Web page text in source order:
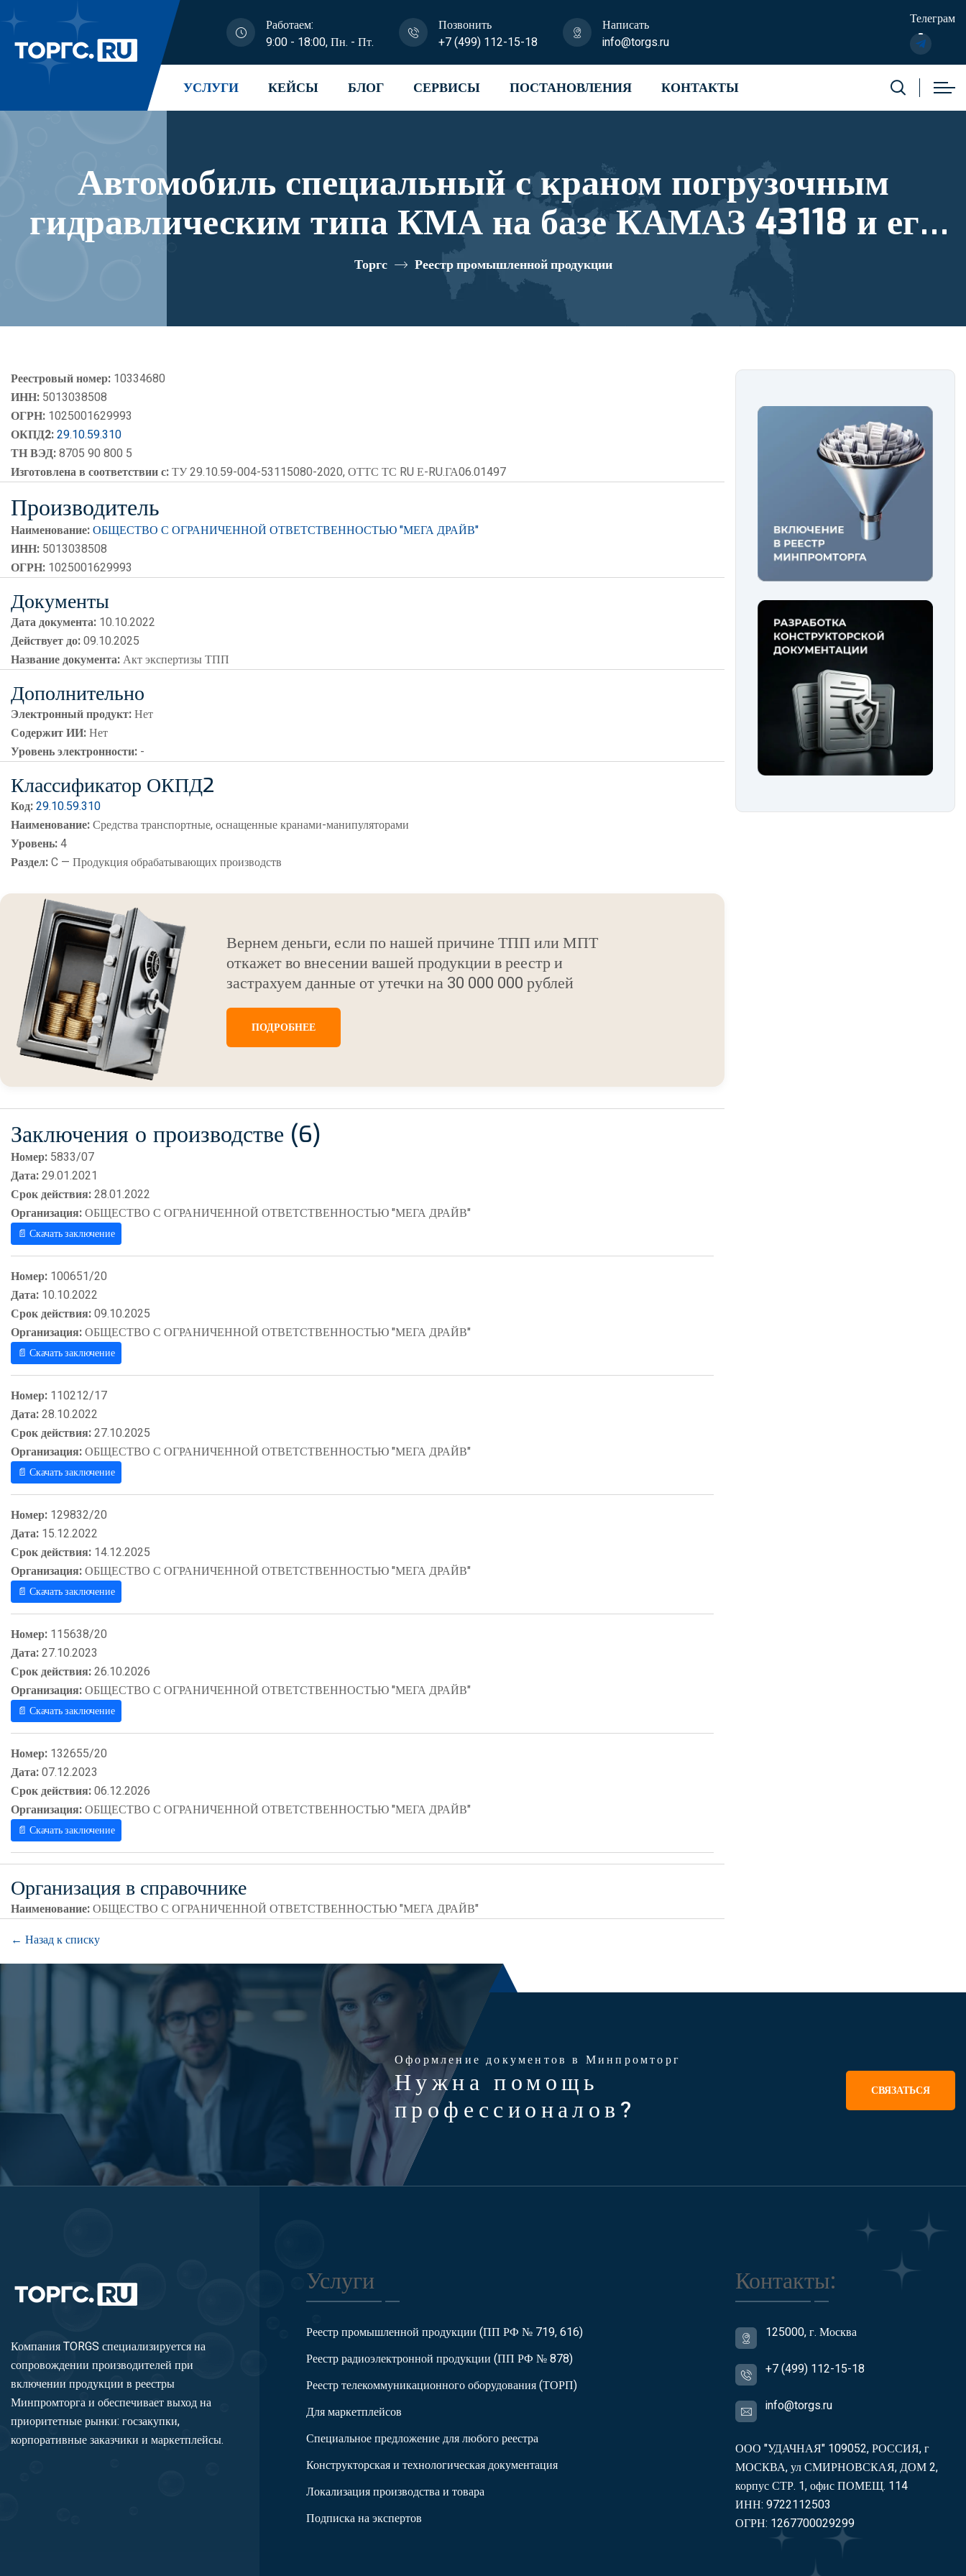
Работаем:
9:00 - 18:00, Пн. - Пт.
Позвонить
+7 (499) 112-15-18
Написать
info@torgs.ru
Телеграм
УСЛУГИ КЕЙСЫ БЛОГ СЕРВИСЫ ПОСТАНОВЛЕНИЯ КОНТАКТЫ
Автомобиль специальный с краном погрузочным
гидравлическим типа КМА на базе КАМАЗ 43118 и его
модификации 41К33N-Z040 реестровый номер
10334680
Торгс Реестр промышленной продукции
Реестровый номер: 10334680
ИНН: 5013038508
ОГРН: 1025001629993
ОКПД2:29.10.59.310
ТН ВЭД:8705 90 800 5
Изготовлена в соответствии с:ТУ 29.10.59-004-53115080-2020, ОТТС ТС RU Е-RU.ГА06.01497
Производитель
Наименование:ОБЩЕСТВО С ОГРАНИЧЕННОЙ ОТВЕТСТВЕННОСТЬЮ "МЕГА ДРАЙВ"
ИНН: 5013038508
ОГРН: 1025001629993
Документы
Дата документа: 10.10.2022
Действует до:09.10.2025
Название документа:Акт экспертизы ТПП
Дополнительно
Электронный продукт:Нет
Содержит ИИ:Нет
Уровень электронности: -
Классификатор ОКПД2
Код:29.10.59.310
Наименование:Средства транспортные, оснащенные кранами-манипуляторами
Уровень:4
Раздел:C — Продукция обрабатывающих производств
Вернем деньги, если по нашей причине ТПП или МПТ
откажет во внесении вашей продукции в реестр и
застрахуем данные от утечки на 30 000 000 рублей
ПОДРОБНЕЕ
Заключения о производстве (6)
Номер: 5833/07
Дата:29.01.2021
Срок действия:28.01.2022
Организация:ОБЩЕСТВО С ОГРАНИЧЕННОЙ ОТВЕТСТВЕННОСТЬЮ "МЕГА ДРАЙВ"
📄 Скачать заключение
Номер: 100651/20
Дата: 10.10.2022
Срок действия:09.10.2025
Организация:ОБЩЕСТВО С ОГРАНИЧЕННОЙ ОТВЕТСТВЕННОСТЬЮ "МЕГА ДРАЙВ"
📄 Скачать заключение
Номер: 110212/17
Дата:28.10.2022
Срок действия:27.10.2025
Организация:ОБЩЕСТВО С ОГРАНИЧЕННОЙ ОТВЕТСТВЕННОСТЬЮ "МЕГА ДРАЙВ"
📄 Скачать заключение
Номер: 129832/20
Дата: 15.12.2022
Срок действия: 14.12.2025
Организация:ОБЩЕСТВО С ОГРАНИЧЕННОЙ ОТВЕТСТВЕННОСТЬЮ "МЕГА ДРАЙВ"
📄 Скачать заключение
Номер: 115638/20
Дата:27.10.2023
Срок действия:26.10.2026
Организация:ОБЩЕСТВО С ОГРАНИЧЕННОЙ ОТВЕТСТВЕННОСТЬЮ "МЕГА ДРАЙВ"
📄 Скачать заключение
Номер: 132655/20
Дата:07.12.2023
Срок действия:06.12.2026
Организация:ОБЩЕСТВО С ОГРАНИЧЕННОЙ ОТВЕТСТВЕННОСТЬЮ "МЕГА ДРАЙВ"
📄 Скачать заключение
Организация в справочнике
Наименование:ОБЩЕСТВО С ОГРАНИЧЕННОЙ ОТВЕТСТВЕННОСТЬЮ "МЕГА ДРАЙВ"
← Назад к списку
Оформление документов в Минпромторг
Нужна помощь
профессионалов?
СВЯЗАТЬСЯ
Компания TORGS специализируется на
сопровождении производителей при
включении продукции в реестры
Минпромторга и обеспечивает выход на
приоритетные рынки: госзакупки,
корпоративные заказчики и маркетплейсы.
Услуги
Реестр промышленной продукции (ПП РФ № 719, 616)
Реестр радиоэлектронной продукции (ПП РФ № 878)
Реестр телекоммуникационного оборудования (ТОРП)
Для маркетплейсов
Специальное предложение для любого реестра
Конструкторская и технологическая документация
Локализация производства и товара
Подписка на экспертов
Контакты:
125000, г. Москва
+7 (499) 112-15-18
info@torgs.ru
ООО "УДАЧНАЯ" 109052, РОССИЯ, г
МОСКВА, ул СМИРНОВСКАЯ, ДОМ 2,
корпус СТР. 1, офис ПОМЕЩ. 114
ИНН: 9722112503
ОГРН: 1267700029299